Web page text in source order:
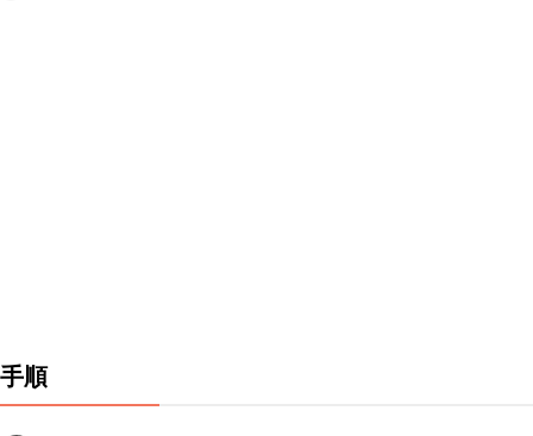
手順